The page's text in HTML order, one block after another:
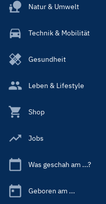
Natur & Umwelt
Technik & Mobilität
Gesundheit
Leben & Lifestyle
Shop
Jobs
Was geschah am ...?
Geboren am ...